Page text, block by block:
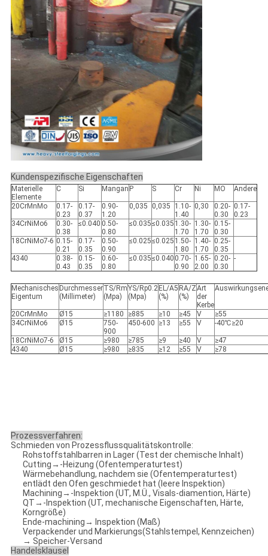
Kundenspezifische Eigenschaften
Materielle
Elemente
C Si Mangan P S Cr Ni MO Andere
20CrMnMo
0.17-
0.23
0.17-
0.37
0.90-
1.20
0,035 0,035
1.10-
1.40
0,30
0.20-
0.30
0.17-
0.23
34CrNiMo6
0.30-
0.38
≤0.040 0.50-
0.80
≤0.035≤0.035 1.30-
1.70
1.30-
1.70
0.15-
0.30
18CrNiMo7-6 0.15-
0.21
0.17-
0.35
0.50-
0.90
≤0.025≤0.025 1.50-
1.80
1.40-
1.70
0.25-
0.35
4340
0.38-
0.43
0.15-
0.35
0.60-
0.80
≤0.035≤0.040 0.70-
0.90
1.65-
2.00
0.20-
0.30
-
Mechanisches
Eigentum
Durchmesser
(Millimeter)
TS/Rm
(Mpa)
YS/Rp0.2
(Mpa)
EL/A5
(%)
RA/Z
(%)
Art
der
Kerbe
20CrMnMo Ø15 ≥1180 ≥885 ≥10 ≥45 V
≥55
34CrNiMo6
Ø15
750-
900
450-600 ≥13 ≥55 V -40℃≥20
18CrNiMo7-6 Ø15 ≥980 ≥785 ≥9 ≥40 V
≥47
4340
Ø15 ≥980 ≥835 ≥12 ≥55 V ≥78
Prozessverfahren:
Schmieden von Prozessflussqualitätskontrolle:
Rohstoffstahlbarren in Lager (Test der chemische Inhalt)
Cutting→-Heizung (Ofentemperaturtest)
Wärmebehandlung, nachdem sie (Ofentemperaturtest)
entlädt den Ofen geschmiedet hat (leere Inspektion)
Machining→-Inspektion (UT, M.Ü., Visals-diamention, Härte)
QT→-Inspektion (UT, mechanische Eigenschaften, Härte,
Korngröße)
Ende-machining→ Inspektion (Maß)
Verpackender und Markierungs(Stahlstempel, Kennzeichen)
→ Speicher-Versand
Handelsklausel